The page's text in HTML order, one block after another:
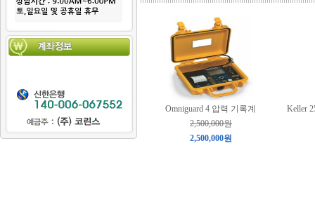
Omniguard 4 압력 기록계
2,500,000원
2,500,000원
Keller